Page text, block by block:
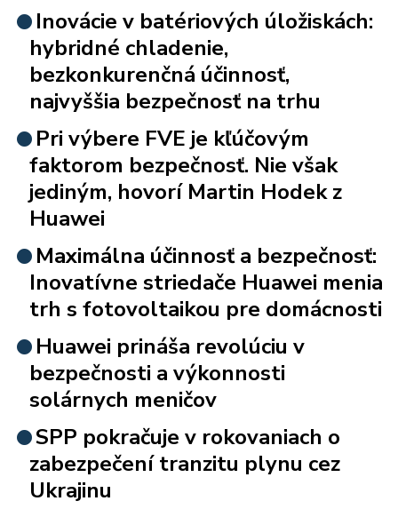
Inovácie v batériových úložiskách:
hybridné chladenie,
bezkonkurenčná účinnosť,
najvyššia bezpečnosť na trhu
Pri výbere FVE je kľúčovým
faktorom bezpečnosť. Nie však
jediným, hovorí Martin Hodek z
Huawei
Maximálna účinnosť a bezpečnosť:
Inovatívne striedače Huawei menia
trh s fotovoltaikou pre domácnosti
Huawei prináša revolúciu v
bezpečnosti a výkonnosti
solárnych meničov
SPP pokračuje v rokovaniach o
zabezpečení tranzitu plynu cez
Ukrajinu